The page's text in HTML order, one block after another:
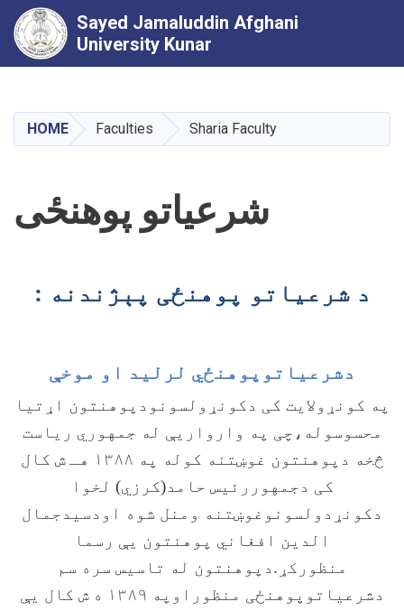
main
content
Sayed Jamaluddin Afghani
University Kunar
HOME Faculties Sharia Faculty
شرعیاتو پوهنځی
د شرعياتو پوهنځی پېژندنه :
دشرعیاتوپوهنځي لرليد او موخې
په کونړولایت کی دکونړولسونودپوهنتون اړتیا
محسوسوله،چی په وارواریې له جمهوري ریاست
څخه دپوهنتون غوښتنه کوله په ۱۳۸۸ هـ ش کال
کی دجمهوررئیس حامد(کرزي) لخوا
دکونړدولسونوغوښتنه ومنل شوه اودسیدجمال
الدین افغاني پوهنتون یې رسما
منظورکړ.دپوهنتون له تاسیس سره سم
دشرعیاتوپوهنځی منظوراوپه ۱۳۸۹ ه ش کال یې